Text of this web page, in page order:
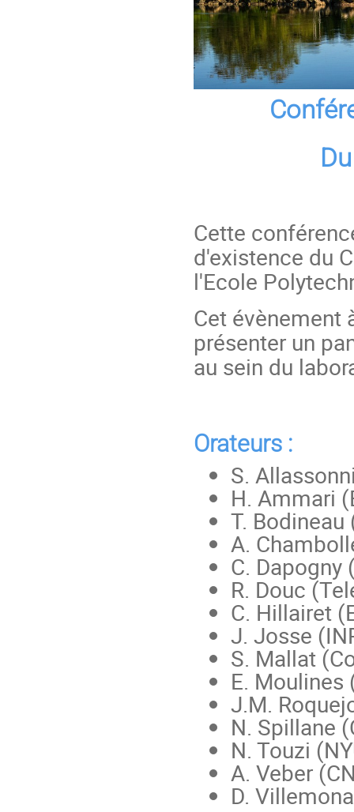
Cette
d'existence du
l'Ecole
Cet
présenter un
au sein du
Orateurs :
S.
H. Ammari
T. Bodineau
A.
C. Dapogny
R. Douc
C. Hillairet
J. Josse
S. Mallat
E. Moulines
J.M.
N. Spillane
N. Touzi
A. Veber
D.